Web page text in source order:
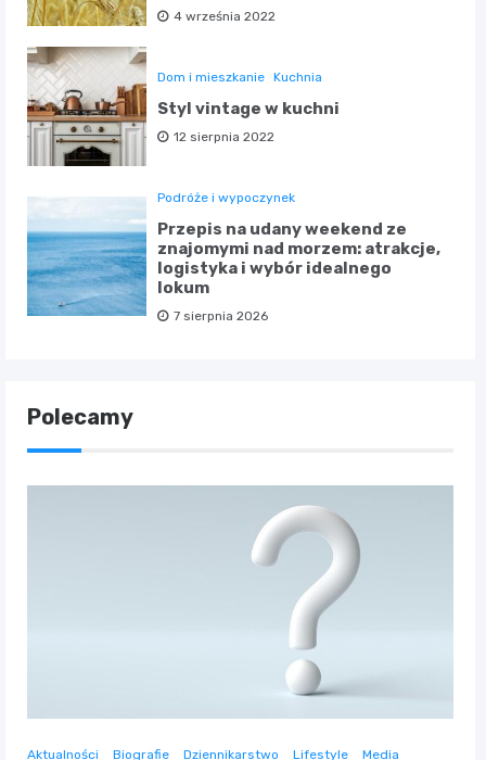
4 września 2022
Dom i mieszkanie Kuchnia
Styl vintage w kuchni
12 sierpnia 2022
Podróże i wypoczynek
Przepis na udany weekend ze
znajomymi nad morzem: atrakcje,
logistyka i wybór idealnego
lokum
7 sierpnia 2026
Polecamy
Aktualności Biografie Dziennikarstwo Lifestyle Media